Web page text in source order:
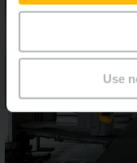
Use